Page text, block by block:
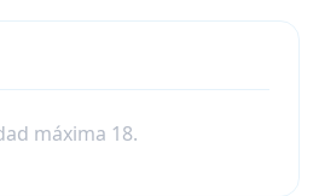
máxima 18.